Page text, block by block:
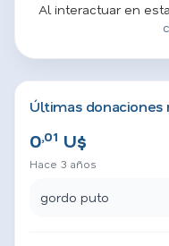
Al interactuar en
Últimas donaciones
0,01 U$
Hace 3 años
gordo puto